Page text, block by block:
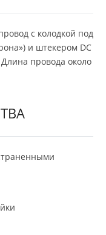
с колодкой под
и штекером DC
провода около